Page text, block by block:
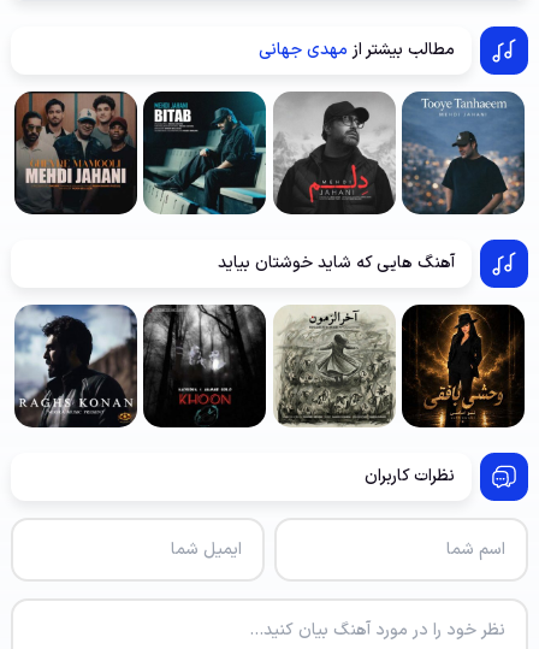
مطالب بیشتر از مهدی جهانی
آهنگ هایی که شاید خوشتان بیاید
نظرات کاربران